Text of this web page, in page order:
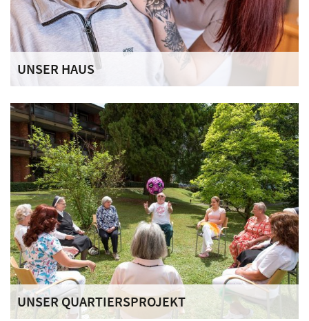
UNSER HAUS
unterteilt. Liebevolle Details und Dekorationen auf den
Wohnbereichen vermitteln ein Gefühl von Geborgenheit
und Gemütlichkeit – Zuhause eben!
UNSER QUARTIERSPROJEKT